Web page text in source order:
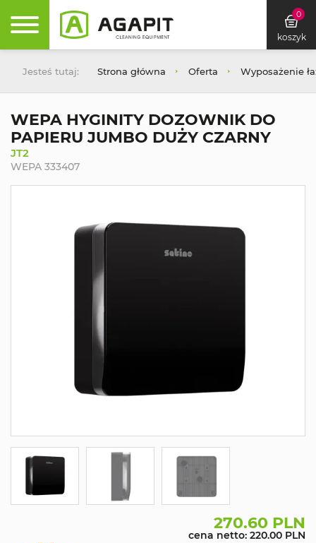
0
koszyk
Jesteś tutaj: Strona główna Oferta Wyposażenie
WEPA HYGINITY DOZOWNIK DO
PAPIERU JUMBO DUŻY CZARNY
JT2
WEPA 333407
270.60 PLN
cena netto: 220.00 PLN